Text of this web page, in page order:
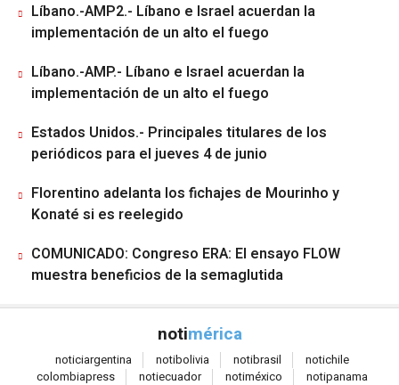
Líbano.-AMP2.- Líbano e Israel acuerdan la
implementación de un alto el fuego
Líbano.-AMP.- Líbano e Israel acuerdan la
implementación de un alto el fuego
Estados Unidos.- Principales titulares de los
periódicos para el jueves 4 de junio
Florentino adelanta los fichajes de Mourinho y
Konaté si es reelegido
COMUNICADO: Congreso ERA: El ensayo FLOW
muestra beneficios de la semaglutida
notimérica
noticiargentina notibolivia notibrasil notichile
colombiapress notiecuador notiméxico notipanama